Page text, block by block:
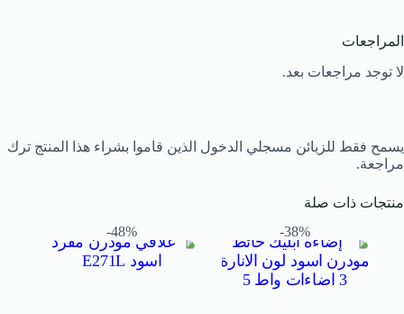
المراجعات
لا توجد مراجعات بعد.
يسمح فقط للزبائن مسجلي الدخول الذين قاموا بشراء هذا المنتج ترك
مراجعة.
منتجات ذات صلة
38%-
48%-